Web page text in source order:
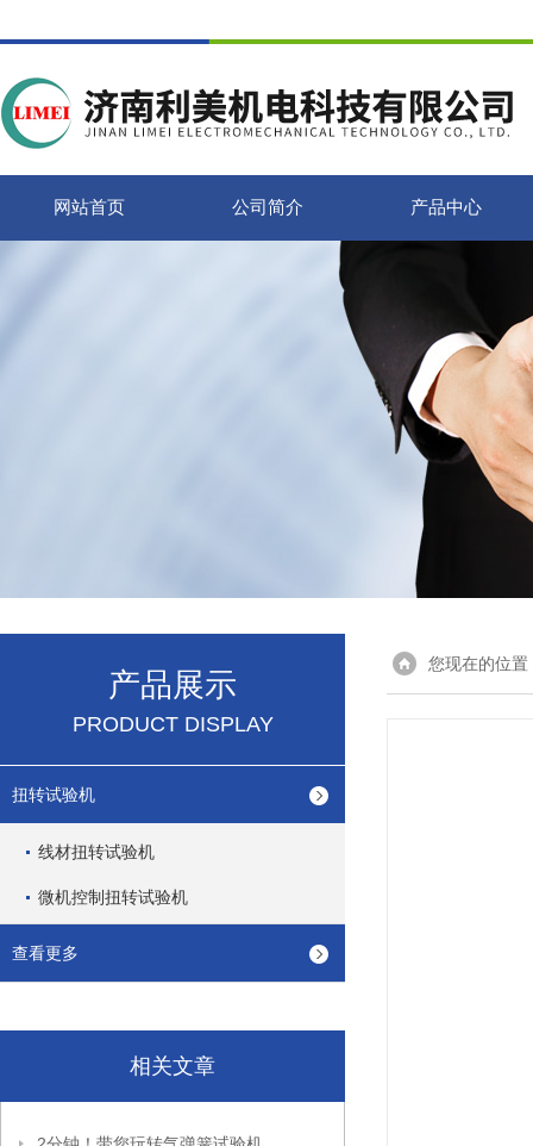
网站首页 公司简介 产品中心
产品展示
PRODUCT DISPLAY
扭转试验机
线材扭转试验机
微机控制扭转试验机
查看更多
相关文章
您现在的位置